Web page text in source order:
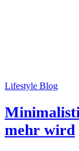
Lifestyle Blog
mehr wird